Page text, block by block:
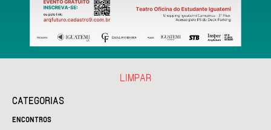
CATEGORIAS
ENCONTROS
LIMPAR